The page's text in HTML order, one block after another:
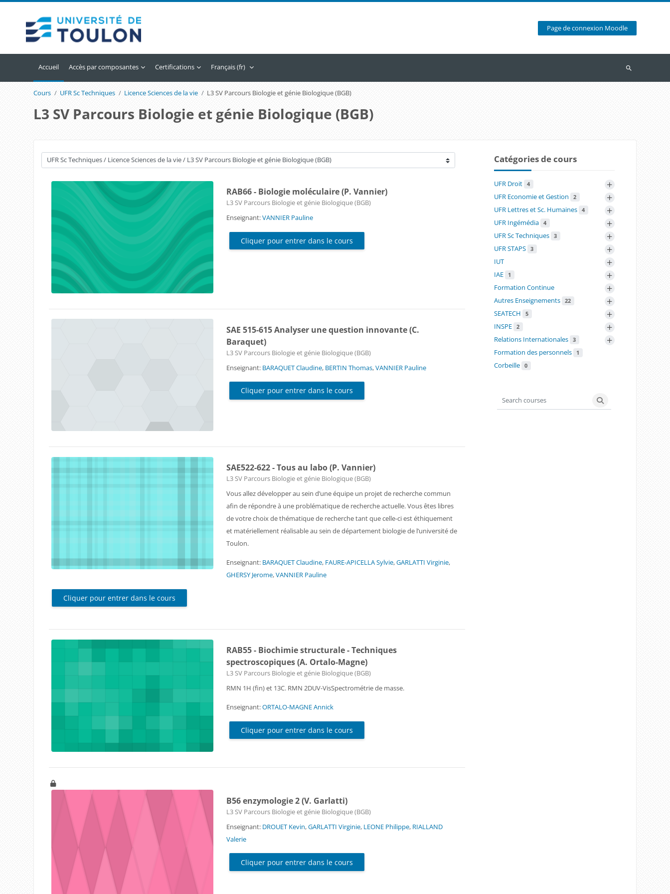
Page de connexion Moodle
Accueil Accès par composantes Certifications Français ‎(fr)‎
Recherche
Cours UFR Sc Techniques Licence Sciences de la vie L3 SV Parcours Biologie et génie Biologique (BGB)
L3 SV Parcours Biologie et génie Biologique (BGB)
Catégories de cours
RAB66 - Biologie moléculaire (P. Vannier)
Catégorie de cours
L3 SV Parcours Biologie et génie Biologique (BGB)
Enseignant:VANNIER Pauline
Cliquer pour entrer dans le cours
SAE 515-615 Analyser une question innovante (C.
Baraquet)
Catégorie de cours
L3 SV Parcours Biologie et génie Biologique (BGB)
Enseignant: BARAQUET Claudine, BERTIN Thomas,VANNIER Pauline
Cliquer pour entrer dans le cours
SAE522-622 - Tous au labo (P. Vannier)
Catégorie de cours
L3 SV Parcours Biologie et génie Biologique (BGB)
Vous allez développer au sein d’une équipe un projet de recherche commun
afin de répondre à une problématique de recherche actuelle. Vous êtes libres
de votre choix de thématique de recherche tant que celle-ci est éthiquement
et matériellement réalisable au sein de département biologie de l’université de
Toulon.
Enseignant: BARAQUET Claudine, FAURE-APICELLA Sylvie,GARLATTI Virginie,
GHERSY Jerome,VANNIER Pauline
Cliquer pour entrer dans le cours
RAB55 - Biochimie structurale - Techniques
spectroscopiques (A. Ortalo-Magne)
Catégorie de cours
L3 SV Parcours Biologie et génie Biologique (BGB)
RMN 1H (fin) et 13C. RMN 2DUV-VisSpectrométrie de masse.
Enseignant:ORTALO-MAGNE Annick
Cliquer pour entrer dans le cours
B56 enzymologie 2 (V. Garlatti)
Catégorie de cours
L3 SV Parcours Biologie et génie Biologique (BGB)
Enseignant: DROUET Kevin,GARLATTI Virginie, LEONE Philippe, RIALLAND
Valerie
Cliquer pour entrer dans le cours
Catégories de cours
UFR Droit 4 +
UFR Economie et Gestion 2 +
UFR Lettres et Sc. Humaines 4 +
UFR Ingémédia 4 +
UFR Sc Techniques 3 +
UFR STAPS 3 +
IUT +
IAE 1 +
Formation Continue +
Autres Enseignements 22 +
SEATECH 5 +
INSPE 2 +
Relations Internationales 3 +
Formation des personnels 1
Corbeille 0
Search courses
Search courses